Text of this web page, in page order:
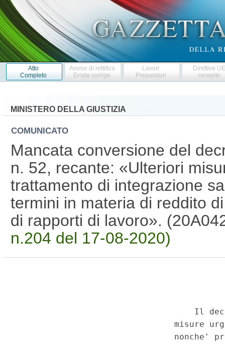
Atto
Completo
Avviso di rettifica
Errata corrige
Lavori
Preparatori
Direttive
recepite
MINISTERO DELLA GIUSTIZIA
COMUNICATO
Mancata conversione del
n. 52, recante: «Ulteriori
trattamento di integrazione
termini in materia di reddito
di rapporti di lavoro».
n.204 del 17-08-2020)